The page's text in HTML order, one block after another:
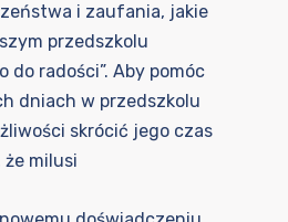
i zaufania, jakie
przedszkolu
do radości”. Aby pomóc
dniach w przedszkolu
skrócić jego czas
milusi